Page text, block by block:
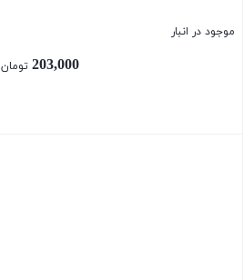
موجود در انبار
203,000 تومان